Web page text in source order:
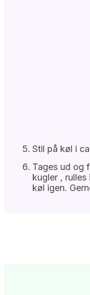
Stil på køl i
Tages ud og
kugler ,
køl igen.